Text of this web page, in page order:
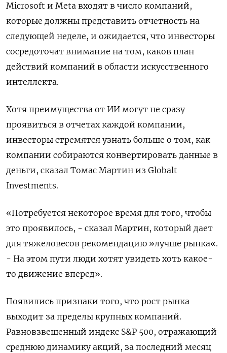
Microsoft и Meta входят в число компаний,
которые должны представить отчетность на
следующей неделе, и ожидается, что инвесторы
сосредоточат внимание на том, каков план
действий компаний в области искусственного
интеллекта.
Хотя преимущества от ИИ могут не сразу
проявиться в отчетах каждой компании,
инвесторы стремятся узнать больше о том, как
компании собираются конвертировать данные в
деньги, сказал Томас Мартин из Globalt
Investments.
«Потребуется некоторое время для того, чтобы
это проявилось, - сказал Мартин, который дает
для тяжеловесов рекомендацию »лучше рынка«.
- На этом пути люди хотят увидеть хоть какое-
то движение вперед».
Появились признаки того, что рост рынка
выходит за пределы крупных компаний.
Равновзвешенный индекс S&P 500, отражающий
среднюю динамику акций, за последний месяц